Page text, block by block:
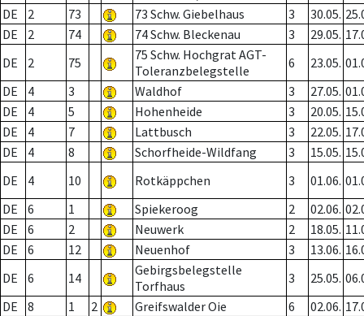
DE
2 73 73 Schw. Giebelhaus 3 30.05.
DE
2 74 74 Schw. Bleckenau 3 29.05.
DE
2 75
75 Schw. Hochgrat AGT-
Toleranzbelegstelle
6 23.05.
DE
4 3 Waldhof 3 27.05.
DE
4 5 Hohenheide 3 20.05.
DE
4 7 Lattbusch 3 22.05.
DE
4 8 Schorfheide-Wildfang 3 15.05.
DE
4 10 Rotkäppchen 3 01.06.
DE
6 1 Spiekeroog 2 02.06.
DE
6 2 Neuwerk 2 18.05.
DE
6 12 Neuenhof 3 13.06.
DE
6 14
Gebirgsbelegstelle
Torfhaus
3 25.05.
DE
8 1 2 Greifswalder Oie 6 02.06.